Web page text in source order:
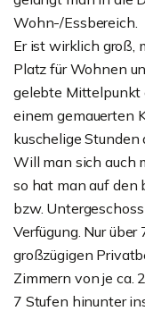
Wohn-/Essbereich.
Er ist wirklich groß,
Platz für Wohnen
gelebte Mittelpunkt
einem gemauerten
kuschelige Stunden
Will man sich auch
so hat man auf den
bzw.
Verfügung. Nur
großzügigen
Zimmern von je ca.
7 Stufen hinunter